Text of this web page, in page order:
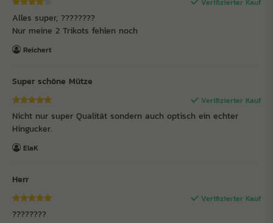
Alles super, ????????
Nur meine 2 Trikots fehlen noch
Reichert
Super schöne Mütze
Verifizierter Kauf
Nicht nur super Qualität sondern auch optisch ein echter
Hingucker.
ElaK
Herr
Verifizierter Kauf
????????